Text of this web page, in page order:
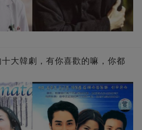
大韓劇，有你喜歡的嘛，你都